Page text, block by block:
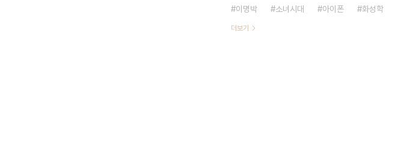
이명박
소녀시대 아이폰 화성학
더보기